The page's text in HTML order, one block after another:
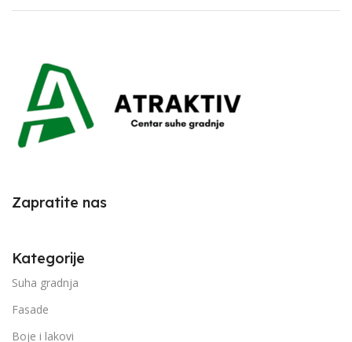
Zapratite nas
Kategorije
Suha gradnja
Fasade
Boje i lakovi